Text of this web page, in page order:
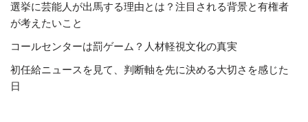
選挙に芸能人が出馬する理由とは？注目される背景と有権者
が考えたいこと
コールセンターは罰ゲーム？人材軽視文化の真実
初任給ニュースを見て、判断軸を先に決める大切さを感じた
日